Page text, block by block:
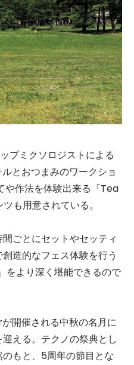
プミクソロジストによる
とおつまみのワークショ
や作法を体験出来る『Tea
も用意されている。
ごとにセットやセッティ
造的なフェス体験を行う
より深く堪能できるので
開催される中秋の名月に
える。テクノの祭典とし
もと、5周年の節目とな